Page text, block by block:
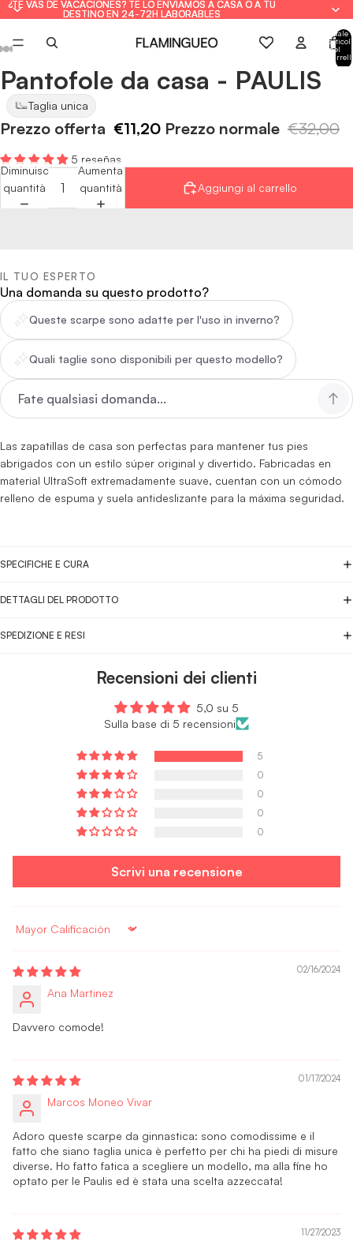
¿TE VAS DE VACACIONES? TE LO ENVIAMOS A CASA O A TU
DESTINO EN 24-72H LABORABLES
¿TE VAS DE VACACIONES? TE LO ENVIAMOS A CASA O A TU
DESTINO EN 24-72H LABORABLES
Totale
articoli
nel
Apri
immagine
schermo
Apri
immagine
schermo
Apri
immagine
schermo
Apri
immagine
schermo
Apri
immagine
schermo
Pantofole da casa - PAULIS
Taglia unica
Prezzo offerta €11,20 Prezzo normale €32,00
5 reseñas
Diminuisci
quantità
Aumenta
quantità
Aggiungi al carrello
IL TUO ESPERTO
Una domanda su questo prodotto?
Queste scarpe sono adatte per l'uso in inverno?
Quali taglie sono disponibili per questo modello?
Las zapatillas de casa son perfectas para mantener tus pies
abrigados con un estilo súper original y divertido. Fabricadas en
material UltraSoft extremadamente suave, cuentan con un cómodo
relleno de espuma y suela antideslizante para la máxima seguridad.
SPECIFICHE E CURA
DETTAGLI DEL PRODOTTO
SPEDIZIONE E RESI
Recensioni dei clienti
5,0 su 5
Sulla base di 5 recensioni
5
0
0
0
0
Scrivi una recensione
Sort by
02/16/2024
Ana Martinez
Davvero comode!
01/17/2024
Marcos Moneo Vivar
Adoro queste scarpe da ginnastica: sono comodissime e il
fatto che siano taglia unica è perfetto per chi ha piedi di misure
diverse. Ho fatto fatica a scegliere un modello, ma alla fine ho
optato per le Paulis ed è stata una scelta azzeccata!
11/27/2023